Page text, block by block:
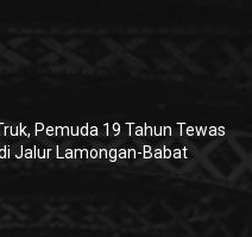
Pemuda 19 Tahun Tewas
Jalur Lamongan-Babat